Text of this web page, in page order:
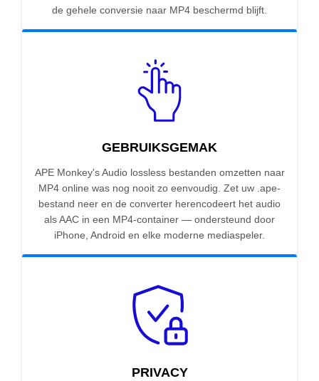
de gehele conversie naar MP4 beschermd blijft.
GEBRUIKSGEMAK
APE Monkey's Audio lossless bestanden omzetten naar
MP4 online was nog nooit zo eenvoudig. Zet uw .ape-
bestand neer en de converter herencodeert het audio
als AAC in een MP4-container — ondersteund door
iPhone, Android en elke moderne mediaspeler.
PRIVACY